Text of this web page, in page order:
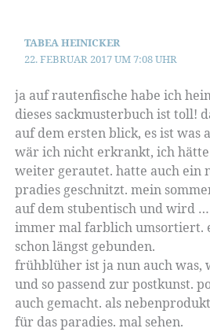
TABEA HEINICKER
22. FEBRUAR 2017 UM 7:08 UHR
ja auf rautenfische habe ich
dieses sackmusterbuch ist toll!
auf dem ersten blick, es ist was
wär ich nicht erkrankt, ich
weiter gerautet. hatte auch ein
pradies geschnitzt. mein
auf dem stubentisch und wird
immer mal farblich umsortiert.
schon längst gebunden.
frühblüher ist ja nun auch was,
und so passend zur postkunst.
auch gemacht. als
für das paradies. mal sehen.